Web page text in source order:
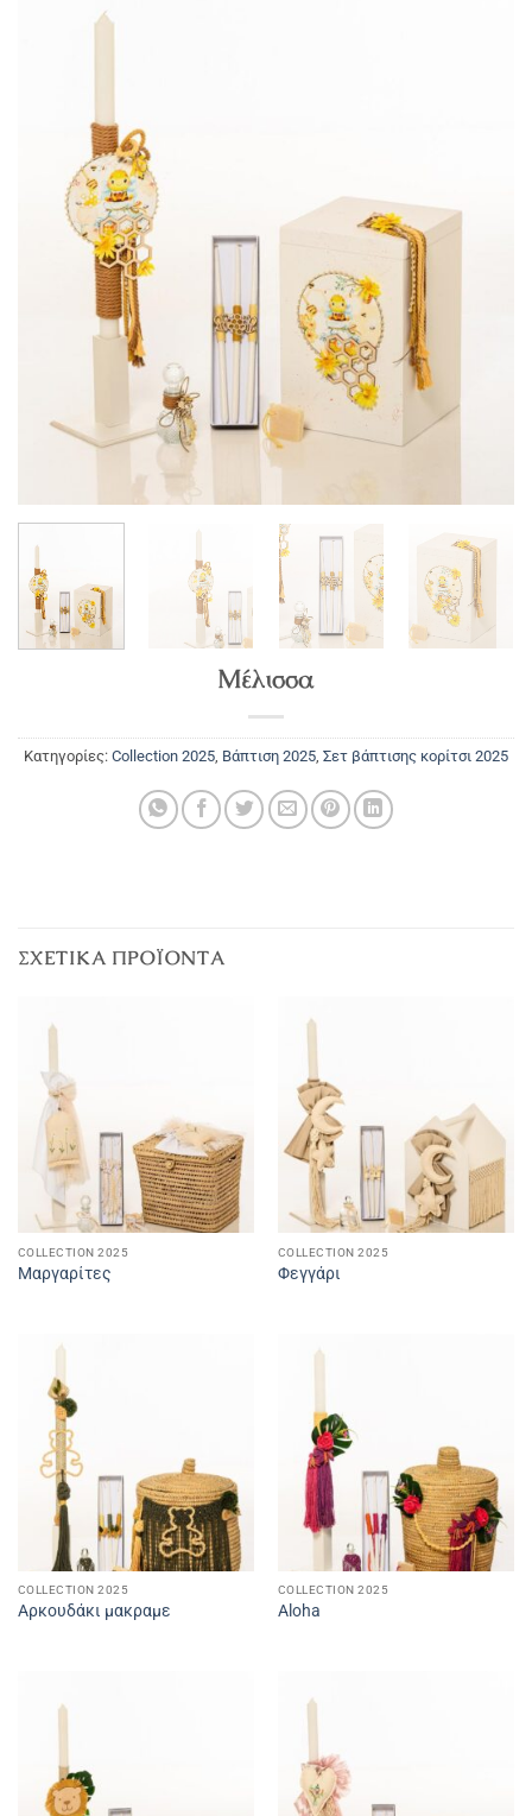
Μέλισσα
Κατηγορίες: Collection 2025 Βάπτιση 2025 Σετ βάπτισης κορίτσι 2025
ΣΧΕΤΙΚΆ ΠΡΟΪΌΝΤΑ
COLLECTION 2025
Μαργαρίτες
COLLECTION 2025
Φεγγάρι
COLLECTION 2025
Αρκουδάκι μακραμε
COLLECTION 2025
Aloha